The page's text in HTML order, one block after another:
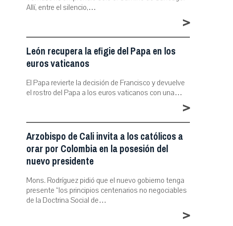
Allí, entre el silencio,…
>
León recupera la efigie del Papa en los
euros vaticanos
El Papa revierte la decisión de Francisco y devuelve
el rostro del Papa a los euros vaticanos con una…
>
Arzobispo de Cali invita a los católicos a
orar por Colombia en la posesión del
nuevo presidente
Mons. Rodríguez pidió que el nuevo gobierno tenga
presente “los principios centenarios no negociables
de la Doctrina Social de…
>